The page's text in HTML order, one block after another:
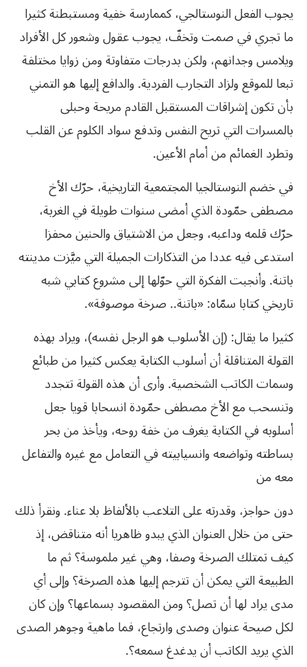
يجوب الفعل النوستالجي، كممارسة خفية ومستبطنة كثيرا
ما تجري في صمت وتخفّ، يجوب عقول وشعور كل الأفراد
ويلامس وجدانهم، ولكن بدرجات متفاوتة ومن زوايا مختلفة
تبعا للموقع ولزاد التجارب الفردية. والدافع إليها هو التمني
بأن تكون إشراقات المستقبل القادم مريحة وحبلى
بالمسرات التي تريح النفس وتدفع سواد الكلوم عن القلب
وتطرد الغمائم من أمام الأعين.
في خضم النوستالجيا المجتمعية التاريخية، حرّك الأخ
مصطفى حمّودة الذي أمضى سنوات طويلة في الغربة،
حرّك قلمه وداعبه، وجعل من الاشتياق والحنين محفزا
استدعى فيه عددا من التذكارات الجميلة التي ميَّزت مدينته
باتنة. وأنجبت الفكرة التي حوّلها إلى مشروع كتابي شبه
تاريخي كتابا سمّاه: «باتنة.. صرخة موصوفة».
كثيرا ما يقال: (إن الأسلوب هو الرجل نفسه)، ويراد بهذه
القولة المتناقلة أن أسلوب الكتابة يعكس كثيرا من طبائع
وسمات الكاتب الشخصية. وأرى أن هذه القولة تتجدد
وتنسحب مع الأخ مصطفى حمّودة انسحابا قويا جعل
أسلوبه في الكتابة يغرف من خفة روحه، ويأخذ من بحر
بساطته وتواضعه وانسيابيته في التعامل مع غيره والتفاعل
معه من
دون حواجز، وقدرته على التلاعب بالألفاظ بلا عناء. ونقرأ ذلك
حتى من خلال العنوان الذي يبدو ظاهريا أنه متناقض، إذ
كيف تمتلك الصرخة وصفا، وهي غير ملموسة؟ ثم ما
الطبيعة التي يمكن أن تترجم إليها هذه الصرخة؟ وإلى أي
مدى يراد لها أن تصل؟ ومن المقصود بسماعها؟ وإن كان
لكل صيحة عنوان وصدى وارتجاع، فما ماهية وجوهر الصدى
الذي يريد الكاتب أن يدغدغ سمعه؟.